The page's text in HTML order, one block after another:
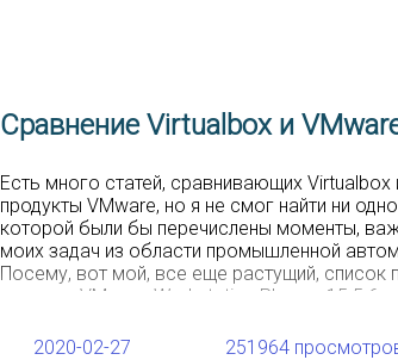
Сравнение Virtualbox и
Есть много статей, сравнивающих Virtualbox
продукты VMware, но я не смог найти ни
которой были бы перечислены моменты,
моих задач из области промышленной
Посему, вот мой, все еще растущий, список
минусов VMware Workstation Player v15.5.6 по
VMware Workstation Player лучше […]
2020-02-27 251964